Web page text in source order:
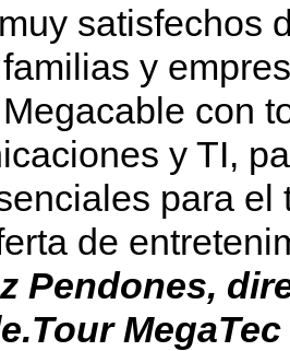
satisfechos
y
con
y TI,
para
de
Pendones,
MegaTec